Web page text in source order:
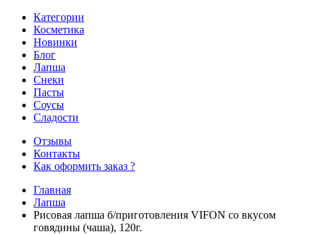
Категории
Косметика
Новинки
Блог
Лапша
Снеки
Пасты
Соусы
Сладости
Отзывы
Контакты
Как оформить заказ ?
Главная
Лапша
Рисовая лапша б/приготовления VIFON со вкусом
говядины (чаша), 120г.